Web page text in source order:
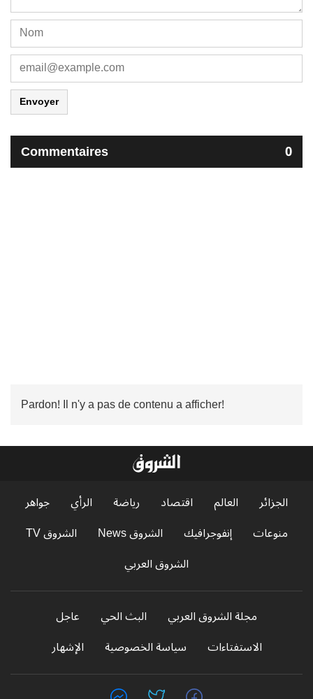
Envoyer
Commentaires 0
Pardon! Il n'y a pas de contenu a afficher!
الجزائر العالم اقتصاد رياضة الرأي
جواهر
منوعات
إنفوجرافيك الشروق News
الشروق TV
الشروق العربي
مجلة الشروق العربي البث الحي
عاجل
الاستفتاءات
سياسة الخصوصية الإشهار